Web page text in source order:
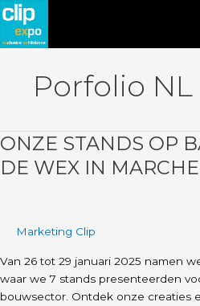
Porfolio NL
ONZE STANDS OP
DE WEX IN
Marketing Clip
Van 26 tot 29 januari 2025 namen
waar we 7 stands presenteerden
bouwsector. Ontdek onze creaties
Onze
op
Wex
in
Marche-